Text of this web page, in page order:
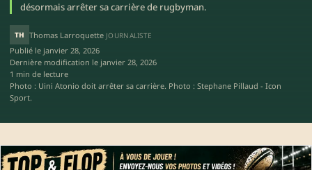
désormais arrêter sa carrière de rugbyman.
TH Thomas Larroquette JOURNALISTE
Publié le janvier 28, 2026
Dernière modification le janvier 28, 2026
1 min de lecture
Photo : Uini Atonio doit arrêter sa carrière. Photo : Stephane Pillaud - Icon
Sport.